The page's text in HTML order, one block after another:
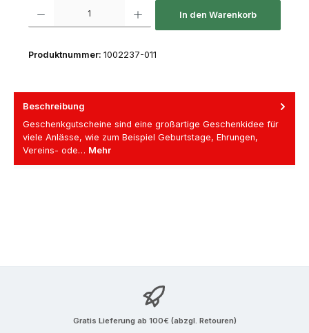
In den Warenkorb
Produktnummer: 1002237-011
Beschreibung
Geschenkgutscheine sind eine großartige Geschenkidee für
viele Anlässe, wie zum Beispiel Geburtstage, Ehrungen,
Vereins- ode… Mehr
Gratis Lieferung ab 100€ (abzgl. Retouren)